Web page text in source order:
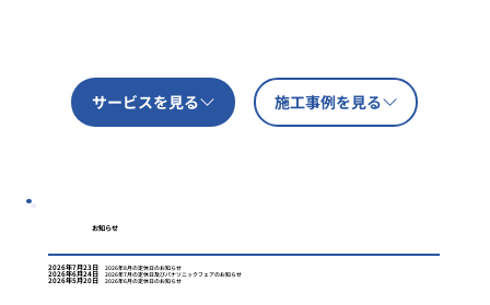
サービスを見る 施工事例を見る
お知らせ
2026年7月23日 2026年8月の定休日のお知らせ
2026年6月24日 2026年7月の定休日及びパナソニックフェアのお知らせ
2026年5月20日 2026年6月の定休日のお知らせ